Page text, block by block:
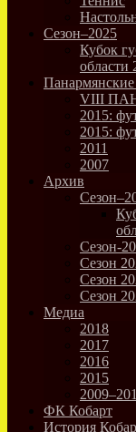
Сезон–2025
Кубок
области
VIII
2015:
2015:
2011
2007
Архив
Сезон-
Сезон
Сезон
Сезон
Медиа
2018
2017
2016
2015
ФК Кобарт
История